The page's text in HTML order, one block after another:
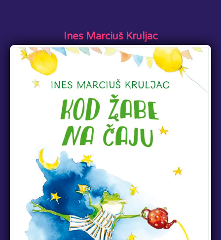
Ines Marciuš Kruljac